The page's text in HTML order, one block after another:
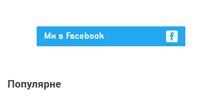
Ми в Facebook
Популярне